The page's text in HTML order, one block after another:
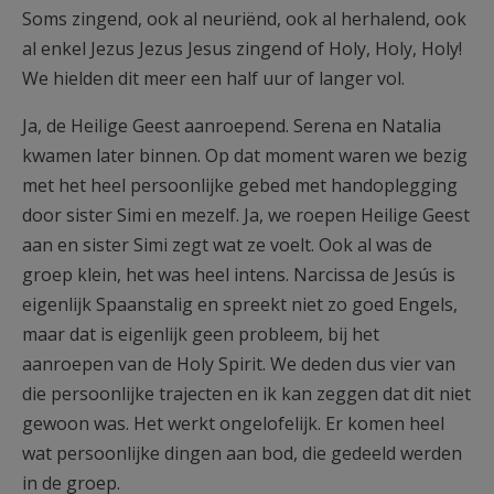
Soms zingend, ook al neuriënd, ook al herhalend, ook
al enkel Jezus Jezus Jesus zingend of Holy, Holy, Holy!
We hielden dit meer een half uur of langer vol.
Ja, de Heilige Geest aanroepend. Serena en Natalia
kwamen later binnen. Op dat moment waren we bezig
met het heel persoonlijke gebed met handoplegging
door sister Simi en mezelf. Ja, we roepen Heilige Geest
aan en sister Simi zegt wat ze voelt. Ook al was de
groep klein, het was heel intens. Narcissa de Jesús is
eigenlijk Spaanstalig en spreekt niet zo goed Engels,
maar dat is eigenlijk geen probleem, bij het
aanroepen van de Holy Spirit. We deden dus vier van
die persoonlijke trajecten en ik kan zeggen dat dit niet
gewoon was. Het werkt ongelofelijk. Er komen heel
wat persoonlijke dingen aan bod, die gedeeld werden
in de groep.